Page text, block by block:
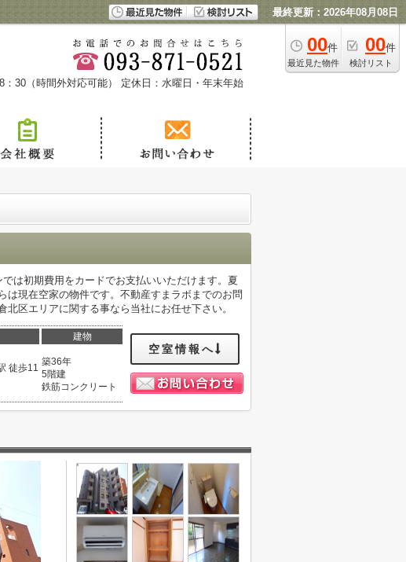
最終更新：2026年08月08日
00件
最近見た物件
00件
検討リスト
30（時間外対応可能） 定休日：水曜日・年末年始
は初期費用をカードでお支払いいただけます。夏
現在空家の物件です。不動産すまラボまでのお問
区エリアに関する事なら当社にお任せ下さい。
建物
徒歩11
築36年
5階建
鉄筋コンクリート
空室情報へ